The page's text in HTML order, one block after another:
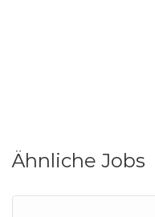
Ähnliche Jobs